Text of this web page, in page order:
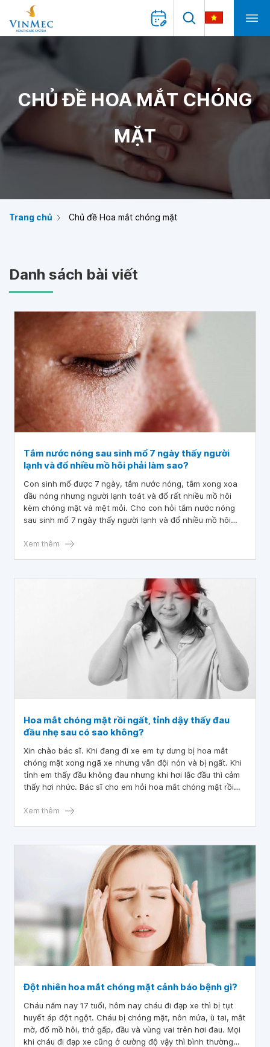
CHỦ ĐỀ HOA MẮT CHÓNG
MẶT
Trang chủ Chủ đề Hoa mắt chóng mặt
Danh sách bài viết
Tắm nước nóng sau sinh mổ 7 ngày thấy người
lạnh và đổ nhiều mồ hôi phải làm sao?
Con sinh mổ được 7 ngày, tắm nước nóng, tắm xong xoa
dầu nóng nhưng người lạnh toát và đổ rất nhiều mồ hôi
kèm chóng mặt và mệt mỏi. Cho con hỏi tắm nước nóng
sau sinh mổ 7 ngày thấy người lạnh và đổ nhiều mồ hôi
Xem thêm
Hoa mắt chóng mặt rồi ngất, tỉnh dậy thấy đau
đầu nhẹ sau có sao không?
Xin chào bác sĩ. Khi đang đi xe em tự dưng bị hoa mắt
chóng mặt xong ngã xe nhưng vẫn đội nón và bị ngất. Khi
tỉnh em thấy đầu không đau nhưng khi hơi lắc đầu thì cảm
thấy hơi nhức. Bác sĩ cho em hỏi hoa mắt chóng mặt rồi
nên làm gì khi bị đau đầu, ngất, hoa mắt chóng mặt như
Xem thêm
Đột nhiên hoa mắt chóng mặt cảnh báo bệnh gì?
Cháu năm nay 17 tuổi, hôm nay cháu đi đạp xe thì bị tụt
huyết áp đột ngột. Cháu bị chóng mặt, nôn mửa, ù tai, mắt
mờ, đổ mồ hôi, thở gấp, đầu và vùng vai trên hơi đau. Mọi
khi cháu đi đạp xe cũng ở cường độ vậy thì bình thường